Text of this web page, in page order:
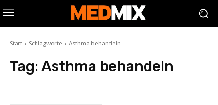
Start Schlagworte Asthma behandeln
Tag: Asthma behandeln